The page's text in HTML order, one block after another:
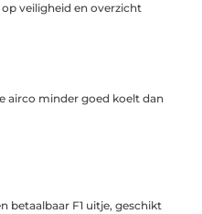
veiligheid en overzicht
airco minder goed koelt dan
betaalbaar F1 uitje, geschikt